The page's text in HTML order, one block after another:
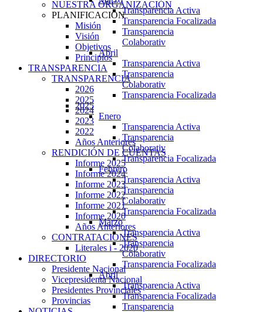
Transparencia Activa
Transparencia Focalizada
Transparencia
Colaborativ
Abril
Transparencia Activa
Transparencia
Colaborativ
Transparencia Focalizada
2025
Enero
Transparencia Activa
Transparencia
Colaborativ
Transparencia Focalizada
Febrero
Transparencia Activa
Transparencia
Colaborativ
Transparencia Focalizada
Marzo
Transparencia Activa
Transparencia
Colaborativ
Transparencia Focalizada
Abril
Transparencia Activa
Transparencia Focalizada
Transparencia
NUESTRA ORGANIZACIÓN
PLANIFICACIÓN
Misión
Visión
Objetivos
Principios
TRANSPARENCIA
TRANSPARENCIA
2026
2025
2024
2023
2022
Años Anteriores
RENDICIÓN DE CUENTAS
Informe 2025
Informe 2024
Informe 2023
Informe 2022
Informe 2021
Informe 2020
Años Anteriores
CONTRATACIONES
Literales i - 2020
DIRECTORIO
Presidente Nacional
Vicepresidenta Nacional
Presidentes Provinciales
Provincias